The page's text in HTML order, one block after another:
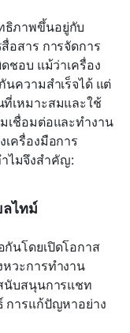
ธิภาพขึ้นอยู่กับ
อสาร การจัดการ
ชอบ แม้ว่าเครื่อง
นความสำเร็จได้ แต่
ที่เหมาะสมและใช้
เชื่อมต่อและทำงาน
ครื่องมือการ
ไมจึงสำคัญ:
ไทม์
นโดยเปิดโอกาส
หวะการทำงาน
นับสนุนการแชท
การแก้ปัญหาอย่าง